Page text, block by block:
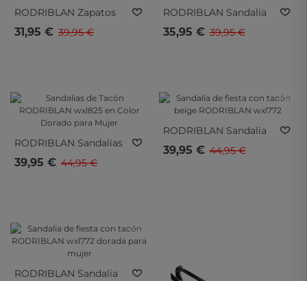
RODRIBLAN Zapatos
Para Mujer RODRIBLAN
Dfy219 Beige
31,95 € 39,95 €
RODRIBLAN Sandalia
De Fiesta Con Tacón
Plateada RODRIBLAN
35,95 € 39,95 €
RODRIBLAN Sandalias
De Tacón RODRIBLAN
Wxl825 En Color
39,95 € 44,95 €
- 10%
RODRIBLAN Sandalia
De Fiesta Con Tacón
Beige RODRIBLAN
39,95 € 44,95 €
- 10%
RODRIBLAN Sandalia